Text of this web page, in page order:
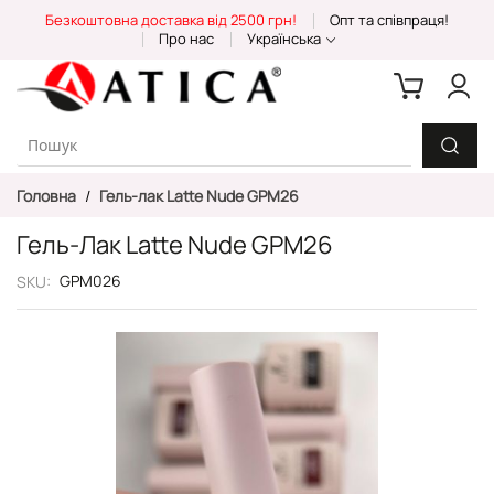
Content
Безкоштовна доставка від 2500 грн!
Опт та співпраця!
Про нас
Українська
Головна Гель-лак Latte Nude GPM26
Гель-Лак Latte Nude GPM26
SKU GPM026